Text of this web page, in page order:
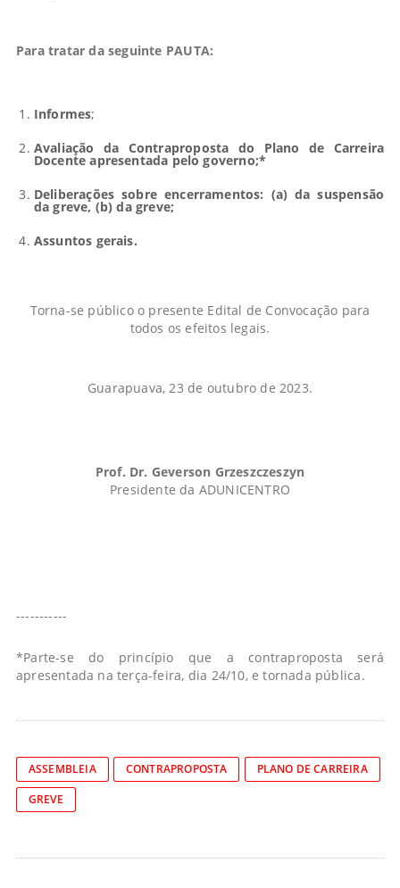
Para tratar da seguinte PAUTA:
Informes;
Avaliação da Contraproposta do Plano de Carreira
Docente apresentada pelo governo;*
Deliberações sobre encerramentos: (a) da suspensão
da greve, (b) da greve;
Assuntos gerais.
Torna-se público o presente Edital de Convocação para
todos os efeitos legais.
Guarapuava, 23 de outubro de 2023.
Prof. Dr. Geverson Grzeszczeszyn
Presidente da ADUNICENTRO
-----------
*Parte-se do princípio que a contraproposta será
apresentada na terça-feira, dia 24/10, e tornada pública.
ASSEMBLEIA CONTRAPROPOSTA
PLANO DE CARREIRA
GREVE